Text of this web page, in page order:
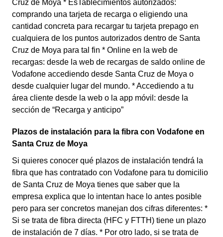
Cruz de Moya * EsTablecimientos autorizados:
comprando una tarjeta de recarga o eligiendo una
cantidad concreta para recargar tu tarjeta prepago en
cualquiera de los puntos autorizados dentro de Santa
Cruz de Moya para tal fin * Online en la web de
recargas: desde la web de recargas de saldo online de
Vodafone accediendo desde Santa Cruz de Moya o
desde cualquier lugar del mundo. * Accediendo a tu
área cliente desde la web o la app móvil: desde la
sección de “Recarga y anticipo”
Plazos de instalación para la fibra con Vodafone en
Santa Cruz de Moya
Si quieres conocer qué plazos de instalación tendrá la
fibra que has contratado con Vodafone para tu domicilio
de Santa Cruz de Moya tienes que saber que la
empresa explica que lo intentan hace lo antes posible
pero para ser concretos manejan dos cifras diferentes: *
Si se trata de fibra directa (HFC y FTTH) tiene un plazo
de instalación de 7 días. * Por otro lado, si se trata de